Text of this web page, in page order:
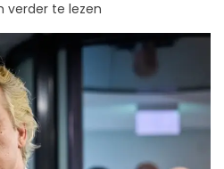
verder te lezen